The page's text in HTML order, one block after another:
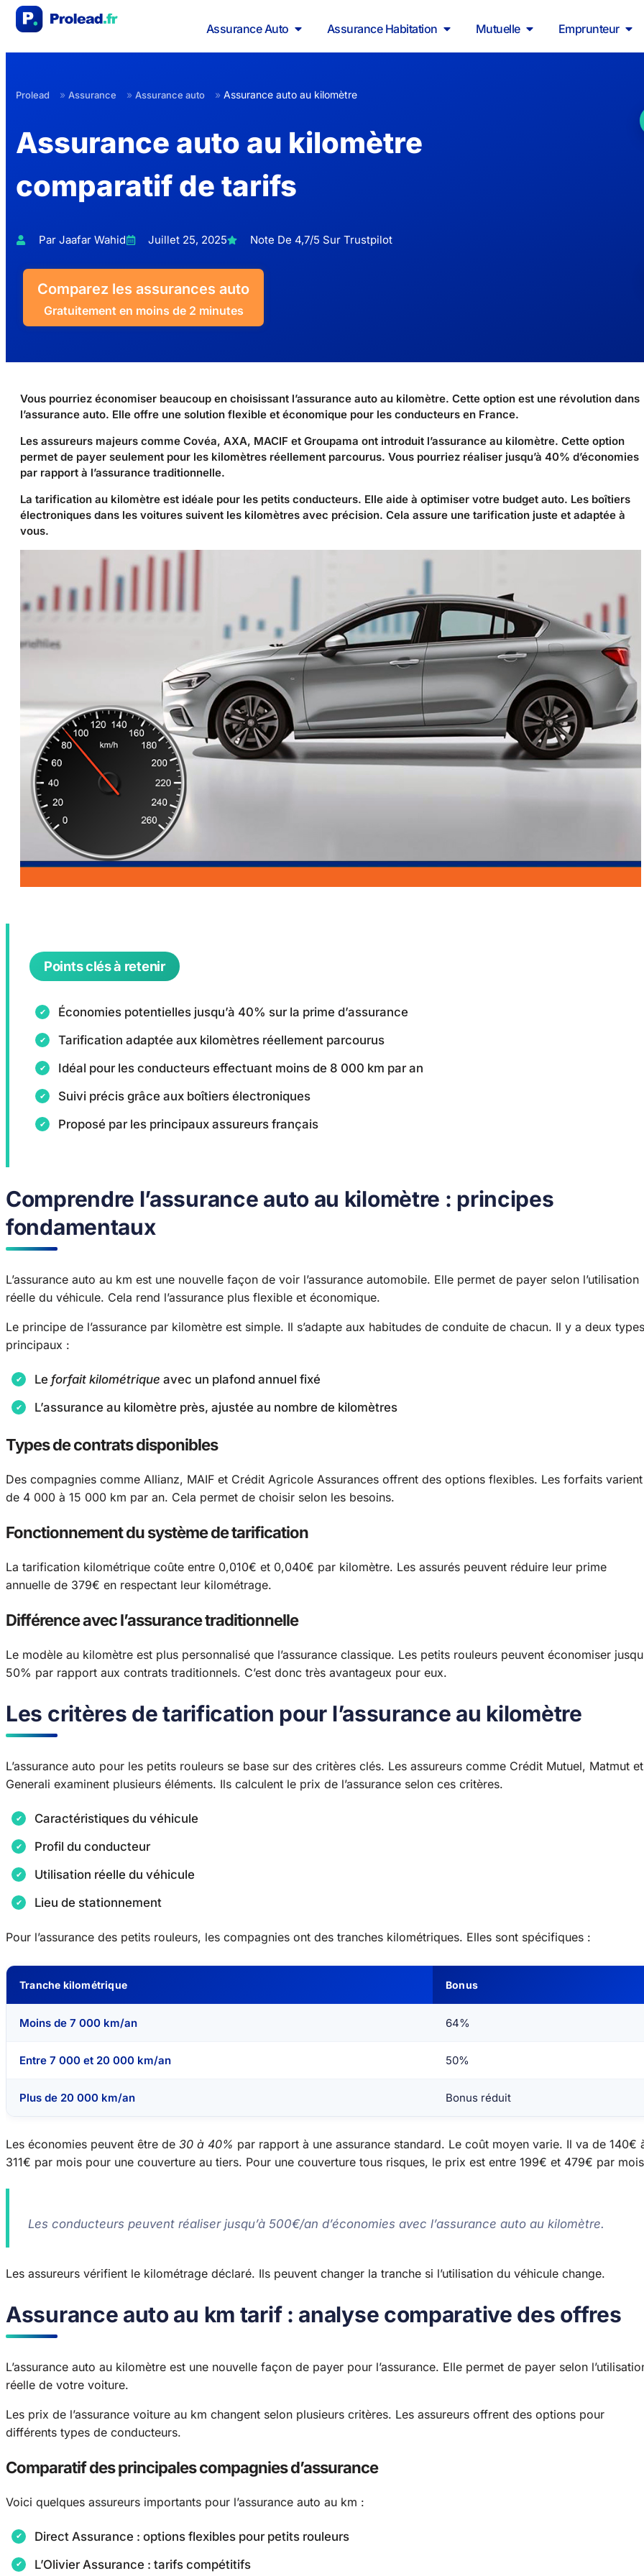
Assurance Auto Assurance Habitation Mutuelle Emprunteur
Prolead » Assurance » Assurance auto » Assurance auto au kilomètre
Assurance auto au kilomètre
comparatif de tarifs
Par Jaafar Wahid Juillet 25, 2025 Note De 4,7/5 Sur Trustpilot
Comparez les assurances auto
Gratuitement en moins de 2 minutes
Vous pourriez économiser beaucoup en choisissant l’assurance auto au kilomètre. Cette option est une révolution dans
l’assurance auto. Elle offre une solution flexible et économique pour les conducteurs en France.
Les assureurs majeurs comme Covéa, AXA, MACIF et Groupama ont introduit l’assurance au kilomètre. Cette option
permet de payer seulement pour les kilomètres réellement parcourus. Vous pourriez réaliser jusqu’à 40% d’économies
par rapport à l’assurance traditionnelle.
La tarification au kilomètre est idéale pour les petits conducteurs. Elle aide à optimiser votre budget auto. Les boîtiers
électroniques dans les voitures suivent les kilomètres avec précision. Cela assure une tarification juste et adaptée à
vous.
Points clés à retenir
Économies potentielles jusqu’à 40% sur la prime d’assurance
Tarification adaptée aux kilomètres réellement parcourus
Idéal pour les conducteurs effectuant moins de 8 000 km par an
Suivi précis grâce aux boîtiers électroniques
Proposé par les principaux assureurs français
Comprendre l’assurance auto au kilomètre : principes
fondamentaux
L’assurance auto au km est une nouvelle façon de voir l’assurance automobile. Elle permet de payer selon l’utilisation
réelle du véhicule. Cela rend l’assurance plus flexible et économique.
Le principe de l’assurance par kilomètre est simple. Il s’adapte aux habitudes de conduite de chacun. Il y a deux types
principaux :
Le forfait kilométrique avec un plafond annuel fixé
L’assurance au kilomètre près, ajustée au nombre de kilomètres
Types de contrats disponibles
Des compagnies comme Allianz, MAIF et Crédit Agricole Assurances offrent des options flexibles. Les forfaits varient
de 4 000 à 15 000 km par an. Cela permet de choisir selon les besoins.
Fonctionnement du système de tarification
La tarification kilométrique coûte entre 0,010€ et 0,040€ par kilomètre. Les assurés peuvent réduire leur prime
annuelle de 379€ en respectant leur kilométrage.
Différence avec l’assurance traditionnelle
Le modèle au kilomètre est plus personnalisé que l’assurance classique. Les petits rouleurs peuvent économiser
50% par rapport aux contrats traditionnels. C’est donc très avantageux pour eux.
Les critères de tarification pour l’assurance au kilomètre
L’assurance auto pour les petits rouleurs se base sur des critères clés. Les assureurs comme Crédit Mutuel, Matmut et
Generali examinent plusieurs éléments. Ils calculent le prix de l’assurance selon ces critères.
Caractéristiques du véhicule
Profil du conducteur
Utilisation réelle du véhicule
Lieu de stationnement
Pour l’assurance des petits rouleurs, les compagnies ont des tranches kilométriques. Elles sont spécifiques :
Tranche kilométrique Bonus
Moins de 7 000 km/an 64%
Entre 7 000 et 20 000 km/an 50%
Plus de 20 000 km/an Bonus réduit
Les économies peuvent être de 30 à 40% par rapport à une assurance standard. Le coût moyen varie. Il va de 140€
311€ par mois pour une couverture au tiers. Pour une couverture tous risques, le prix est entre 199€ et 479€ par
Les conducteurs peuvent réaliser jusqu’à 500€/an d’économies avec l’assurance auto au kilomètre.
Les assureurs vérifient le kilométrage déclaré. Ils peuvent changer la tranche si l’utilisation du véhicule change.
Assurance auto au km tarif : analyse comparative des offres
L’assurance auto au kilomètre est une nouvelle façon de payer pour l’assurance. Elle permet de payer selon
réelle de votre voiture.
Les prix de l’assurance voiture au km changent selon plusieurs critères. Les assureurs offrent des options pour
différents types de conducteurs.
Comparatif des principales compagnies d’assurance
Voici quelques assureurs importants pour l’assurance auto au km :
Direct Assurance : options flexibles pour petits rouleurs
L’Olivier Assurance : tarifs compétitifs